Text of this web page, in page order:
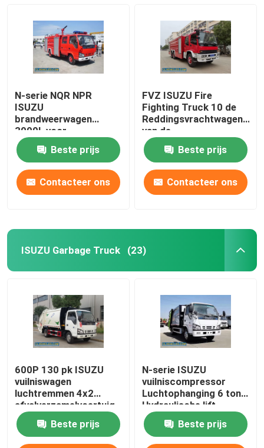
N-serie NQR NPR
ISUZU
brandweerwagen
3000L voor
brandblussen
Beste prijs
Contacteer ons
FVZ ISUZU Fire
Fighting Truck 10 de
Reddingsvrachtwagen
van de
Speculanten18000kg
Lichte PlichtBeste prijs
Contacteer ons
ISUZU Garbage Truck (23)
600P 130 pk ISUZU
vuilniswagen
luchtremmen 4x2
afvalverzamelvoertuig
Beste prijs
N-serie ISUZU
vuilniscompressor
Luchtophanging 6 ton
Hydraulische lift
Beste prijs